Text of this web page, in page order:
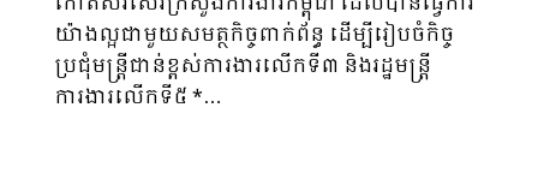
យ៉ាងល្អជាមួយសមត្ថកិច្ចពាក់ព័ន្ធ ដើម្បីរៀបចំកិច្ច
ប្រជុំមន្ដ្រីជាន់ខ្ពស់ការងារលើកទី៣ និងរដ្ឋមន្ដ្រី
ការងារលើកទី៥ *…